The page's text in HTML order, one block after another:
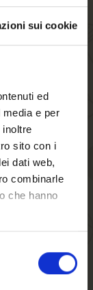
sui cookie
ed
e per
sito con i
dati web,
combinarle
che hanno
Adige.
omaggia al
custodite
che
il blu richiama
da 33 cl
ristorazione
prodigarsi per